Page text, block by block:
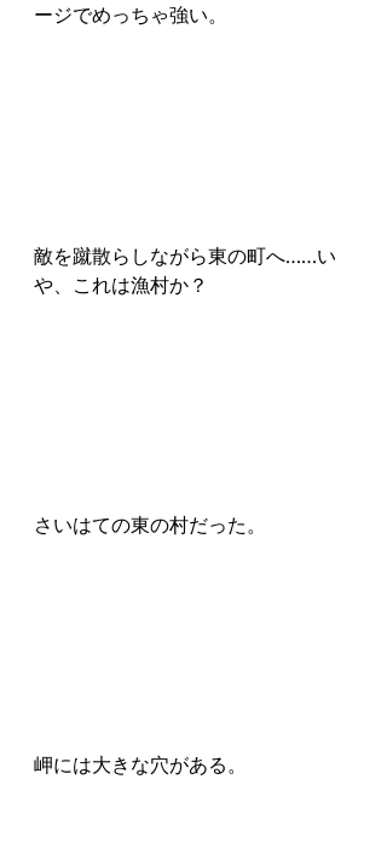
ージでめっちゃ強い。
敵を蹴散らしながら東の町へ……い
や、これは漁村か？
さいはての東の村だった。
岬には大きな穴がある。